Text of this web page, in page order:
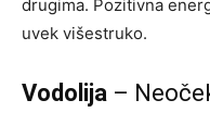
drugima. Pozitivna
uvek višestruko.
Vodolija –